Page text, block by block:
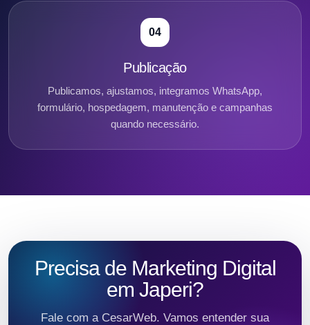
04
Publicação
Publicamos, ajustamos, integramos WhatsApp,
formulário, hospedagem, manutenção e campanhas
quando necessário.
Precisa de Marketing Digital
em Japeri?
Fale com a CesarWeb. Vamos entender sua